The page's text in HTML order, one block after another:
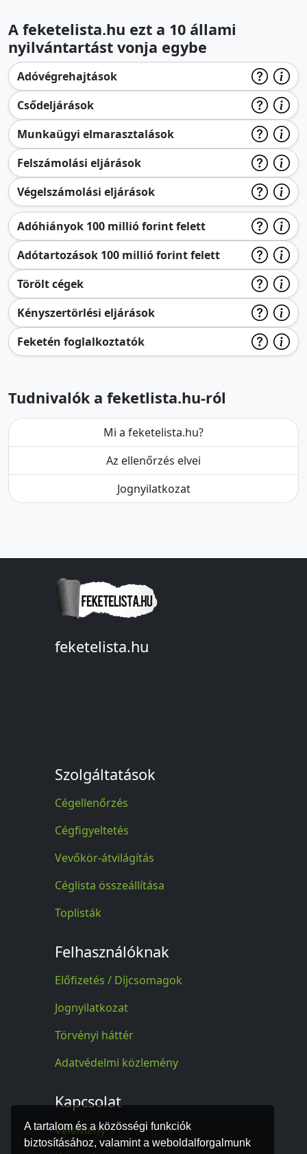
A tartalom és a közösségi funkciók
biztosításához, valamint a weboldalforgalmunk
A feketelista.hu ezt a 10 állami
nyilvántartást vonja egybe
Adóvégrehajtások
Csődeljárások
Munkaügyi elmarasztalások
Felszámolási eljárások
Végelszámolási eljárások
Adóhiányok 100 millió forint felett
Adótartozások 100 millió forint felett
Törölt cégek
Kényszertörlési eljárások
Feketén foglalkoztatók
Tudnivalók a feketlista.hu-ról
Mi a feketelista.hu?
Az ellenőrzés elvei
Jognyilatkozat
feketelista.hu
Szolgáltatások
Cégellenőrzés
Cégfigyeltetés
Vevőkör-átvilágítás
Céglista összeállítása
Toplisták
Felhasználóknak
Előfizetés / Díjcsomagok
Jognyilatkozat
Törvényi háttér
Adatvédelmi közlemény
Kapcsolat
Vélemény